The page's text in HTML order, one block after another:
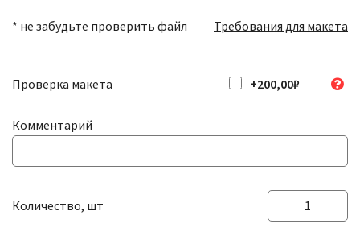
* не забудьте проверить файл Требования для макета
Проверка макета +200,00₽
Комментарий
Количество, шт
Количество